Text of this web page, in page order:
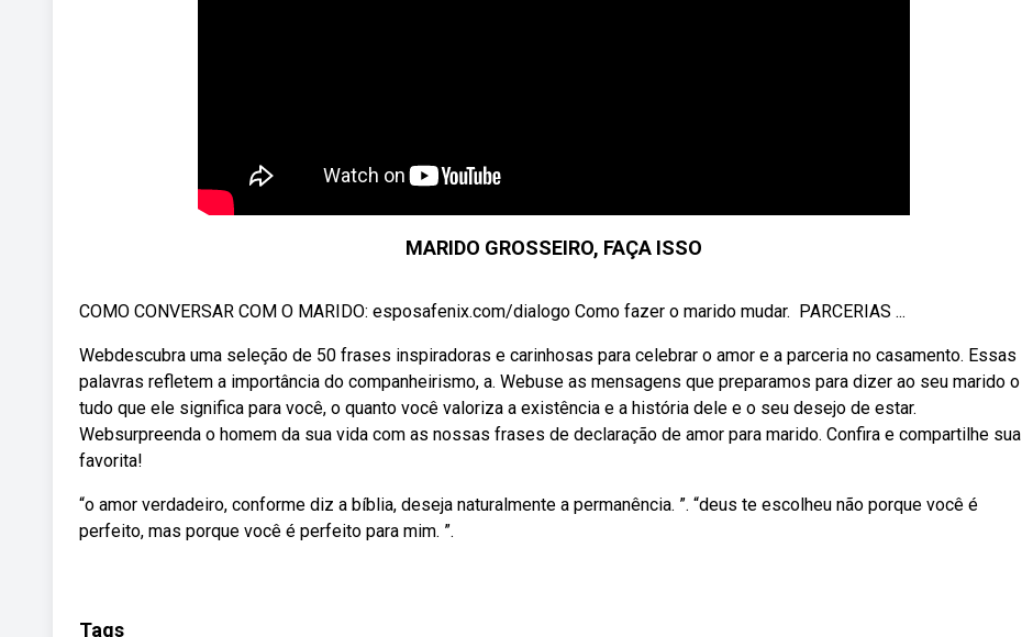
MARIDO GROSSEIRO, FAÇA ISSO
COMO CONVERSAR COM O MARIDO: esposafenix.com/dialogo Como fazer o marido mudar. ‍ PARCERIAS ...
Webdescubra uma seleção de 50 frases inspiradoras e carinhosas para celebrar o amor e a parceria no casamento. Essas
palavras refletem a importância do companheirismo, a. Webuse as mensagens que preparamos para dizer ao seu marido o
tudo que ele significa para você, o quanto você valoriza a existência e a história dele e o seu desejo de estar.
Websurpreenda o homem da sua vida com as nossas frases de declaração de amor para marido. Confira e compartilhe sua
favorita!
“o amor verdadeiro, conforme diz a bíblia, deseja naturalmente a permanência. ”. “deus te escolheu não porque você é
perfeito, mas porque você é perfeito para mim. ”.
Tags